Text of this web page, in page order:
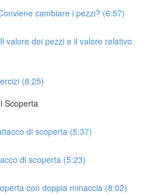
cambiare i pezzi? (6:57)
valore dei pezzi e il valore relativo
(8:25)
Scoperta
di scoperta (5:37)
di scoperta (5:23)
con doppia minaccia (8:02)